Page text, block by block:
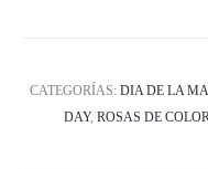
CATEGORÍAS: DIA DE LA
DAY, ROSAS DE